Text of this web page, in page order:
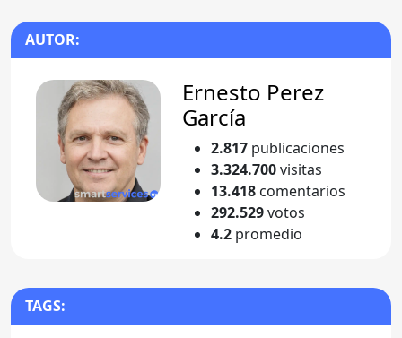
AUTOR:
Ernesto Perez
García
2.817 publicaciones
3.324.700visitas
13.418 comentarios
292.529votos
4.2 promedio
TAGS: